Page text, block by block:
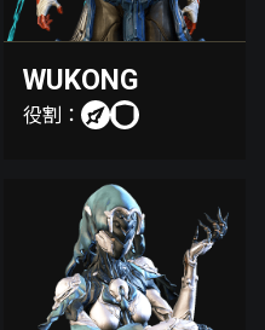
WUKONG
役割：